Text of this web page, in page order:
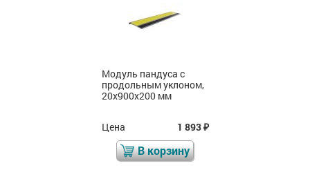
Модуль пандуса с
продольным уклоном,
20х900х200 мм
Цена 1 893₽
В корзину